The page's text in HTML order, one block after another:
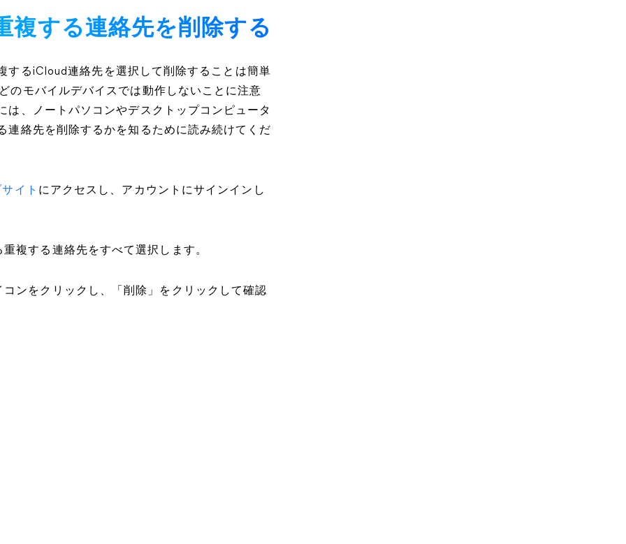
複する連絡先を削除する
するiCloud連絡先を選択して削除することは簡単
のモバイルデバイスでは動作しないことに注意
、ノートパソコンやデスクトップコンピュータ
絡先を削除するかを知るために読み続けてくだ
イト にアクセスし、アカウントにサインインし
複する連絡先をすべて選択します。
ンをクリックし、「削除」をクリックして確認